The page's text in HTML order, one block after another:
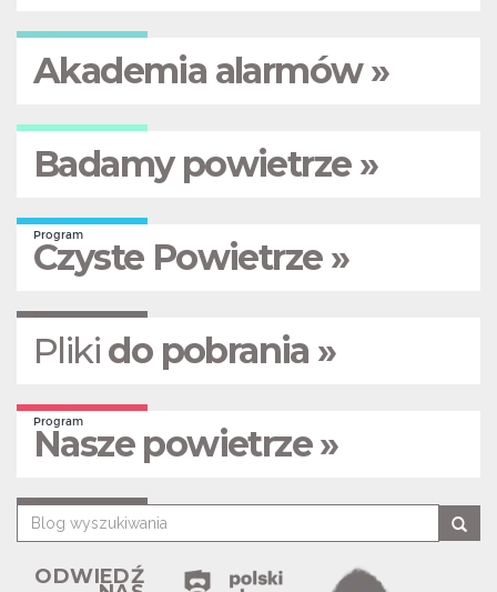
Akademia alarmów »
Badamy powietrze »
Program
Czyste Powietrze »
Pliki do pobrania »
Program
Nasze powietrze »
ODWIEDŹ